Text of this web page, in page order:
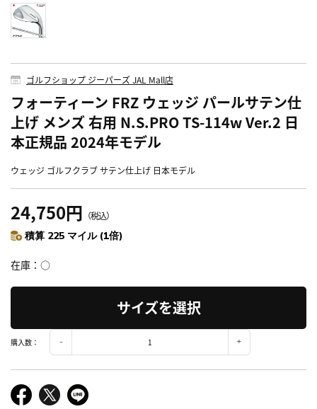
ゴルフショップ ジーパーズ JAL Mall店
フォーティーン FRZ ウェッジ パールサテン仕
上げ メンズ 右用 N.S.PRO TS-114w Ver.2 日
本正規品 2024年モデル
ウェッジ ゴルフクラブ サテン仕上げ 日本モデル
24,750円 （税込）
積算 225 マイル (1倍)
在庫 ○
サイズを選択
購入数：